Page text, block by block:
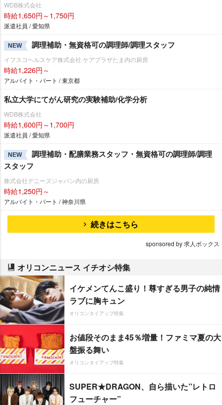
WDB株式会社
時給1,650円～1,750円
派遣社員 / 愛知県
NEW 調理補助・無資格可の調理師/調理スタッフ
イフスコヘルスケア株式会社 ケアプラザたま内の厨房
時給1,226円～
アルバイト・パート / 東京都
私立大学にてがん研究の実験補助/化学分析
WDB株式会社
時給1,600円～1,700円
派遣社員 / 愛知県
NEW
調理補助・配膳業務スタッフ・無資格可の調理師/調理
スタッフ
株式会社デニーズジャパン内の厨房
時給1,250円～
アルバイト・パート / 神奈川県
続きはこちら
sponsored by 求人ボックス
オリコンニュース イチオシ特集
イケメンてんこ盛り！尊すぎる男子の純情
ラブに胸キュン
オリコンタイアップ特集
お値段そのまま45％増量！ファミマ夏の大
盤振る舞い
オリコンタイアップ特集
SUPER★DRAGON、自ら描いた”レトロ
フューチャー”